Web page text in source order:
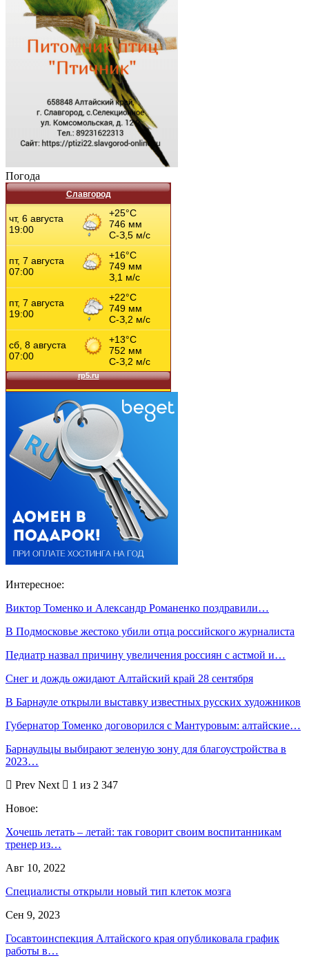
Погода
Славгород
Интересное:
Виктор Томенко и Александр Романенко поздравили…
В Подмосковье жестоко убили отца российского журналиста
Педиатр назвал причину увеличения россиян с астмой и…
Снег и дождь ожидают Алтайский край 28 сентября
В Барнауле открыли выставку известных русских художников
Губернатор Томенко договорился с Мантуровым: алтайские…
Барнаульцы выбирают зеленую зону для благоустройства в
2023…
Prev Next
1 из 2 347
Новое:
Хочешь летать – летай: так говорит своим воспитанникам
тренер из…
Авг 10, 2022
Специалисты открыли новый тип клеток мозга
Сен 9, 2023
Госавтоинспекция Алтайского края опубликовала график
работы в…